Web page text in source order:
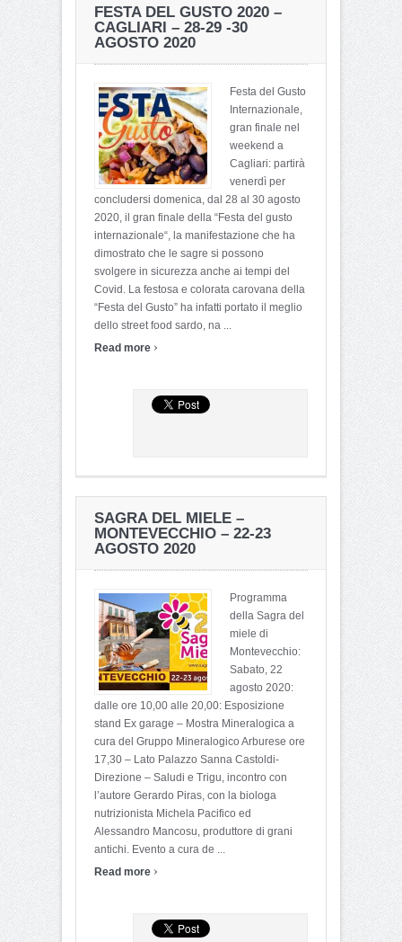
FESTA DEL GUSTO 2020 –
CAGLIARI – 28-29 -30
AGOSTO 2020
Festa del Gusto
Internazionale,
gran finale nel
weekend a
Cagliari: partirà
venerdì per
concludersi domenica, dal 28 al 30 agosto
2020, il gran finale della “Festa del gusto
internazionale“, la manifestazione che ha
dimostrato che le sagre si possono
svolgere in sicurezza anche ai tempi del
Covid. La festosa e colorata carovana della
“Festa del Gusto” ha infatti portato il meglio
dello street food sardo, na ...
Read more ›
SAGRA DEL MIELE –
MONTEVECCHIO – 22-23
AGOSTO 2020
Programma
della Sagra del
miele di
Montevecchio:
Sabato, 22
agosto 2020:
dalle ore 10,00 alle 20,00: Esposizione
stand Ex garage – Mostra Mineralogica a
cura del Gruppo Mineralogico Arburese ore
17,30 – Lato Palazzo Sanna Castoldi-
Direzione – Saludi e Trigu, incontro con
l’autore Gerardo Piras, con la biologa
nutrizionista Michela Pacifico ed
Alessandro Mancosu, produttore di grani
antichi. Evento a cura de ...
Read more ›